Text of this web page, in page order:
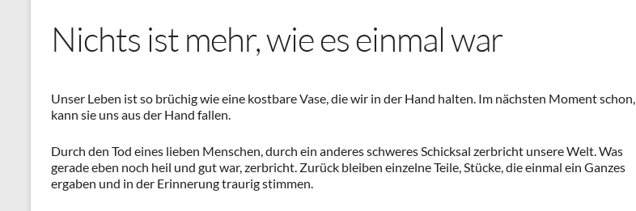
Nichts ist mehr, wie es einmal war
Unser Leben ist so brüchig wie eine kostbare Vase, die wir in der Hand halten. Im nächsten Moment schon,
kann sie uns aus der Hand fallen.
Durch den Tod eines lieben Menschen, durch ein anderes schweres Schicksal zerbricht unsere Welt. Was
gerade eben noch heil und gut war, zerbricht. Zurück bleiben einzelne Teile, Stücke, die einmal ein Ganzes
ergaben und in der Erinnerung traurig stimmen.